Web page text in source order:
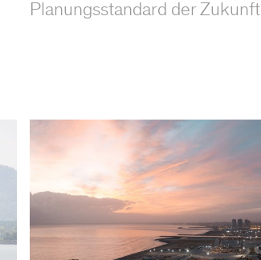
Planungsstandard der Zukunft